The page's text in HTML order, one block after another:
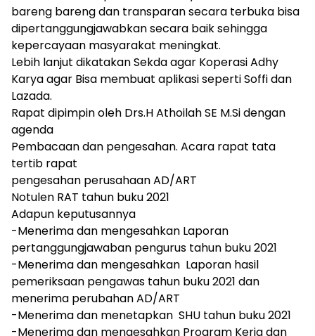
bareng bareng dan transparan secara terbuka bisa
dipertanggungjawabkan secara baik sehingga
kepercayaan masyarakat meningkat.
Lebih lanjut dikatakan Sekda agar Koperasi Adhy
Karya agar Bisa membuat aplikasi seperti Soffi dan
Lazada.
Rapat dipimpin oleh Drs.H Athoilah SE M.Si dengan
agenda
Pembacaan dan pengesahan. Acara rapat tata
tertib rapat
pengesahan perusahaan AD/ART
Notulen RAT tahun buku 2021
Adapun keputusannya
-Menerima dan mengesahkan Laporan
pertanggungjawaban pengurus tahun buku 2021
-Menerima dan mengesahkan Laporan hasil
pemeriksaan pengawas tahun buku 2021 dan
menerima perubahan AD/ART
-Menerima dan menetapkan SHU tahun buku 2021
-Menerima dan mengesahkan Program Kerja dan